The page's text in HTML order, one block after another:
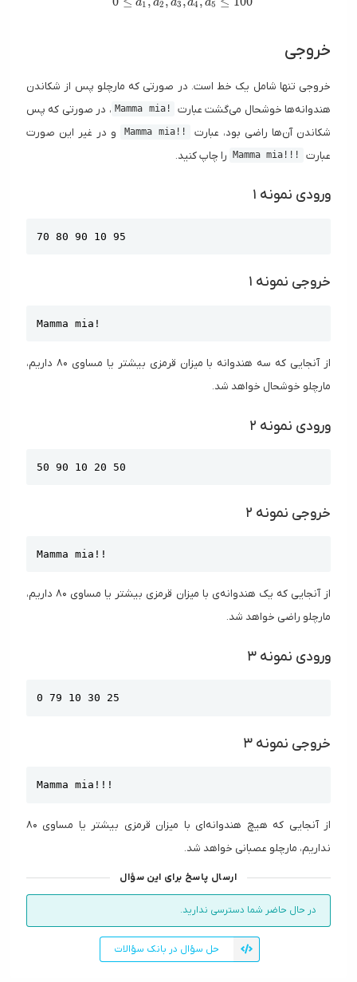
1 2 3 4 5
خروجی
خروجی تنها شامل یک خط است. در صورتی که مارچلو پس از شکاندن
هندوانه‌ها خوشحال می‌گشت عبارت ‍‍
Mamma mia! ، در صورتی که پس
شکاندن آن‌ها راضی بود، عبارت
Mamma mia!!
و در غیر این صورت
عبارت
Mamma mia!!! را چاپ کنید.
ورودی نمونه ۱
70 80 90 10 95
خروجی نمونه ۱
Mamma mia!
از آنجایی که سه هندوانه با میزان قرمزی بیشتر یا مساوی ۸۰ داریم،
مارچلو خوشحال خواهد شد.
ورودی نمونه ۲
50 90 10 20 50
خروجی نمونه ۲
Mamma mia!!
از آنجایی که یک هندوانه‌ی با میزان قرمزی بیشتر یا مساوی ۸۰ داریم،
مارچلو راضی خواهد شد.
ورودی نمونه ۳
0 79 10 30 25
خروجی نمونه ۳
Mamma mia!!!
از آنجایی که هیچ هندوانه‌ای با میزان قرمزی بیشتر یا مساوی ۸۰
نداریم، مارچلو عصبانی خواهد شد.
ارسال پاسخ برای این سؤال
در حال حاضر شما دسترسی ندارید.
حل سؤال در بانک سؤالات